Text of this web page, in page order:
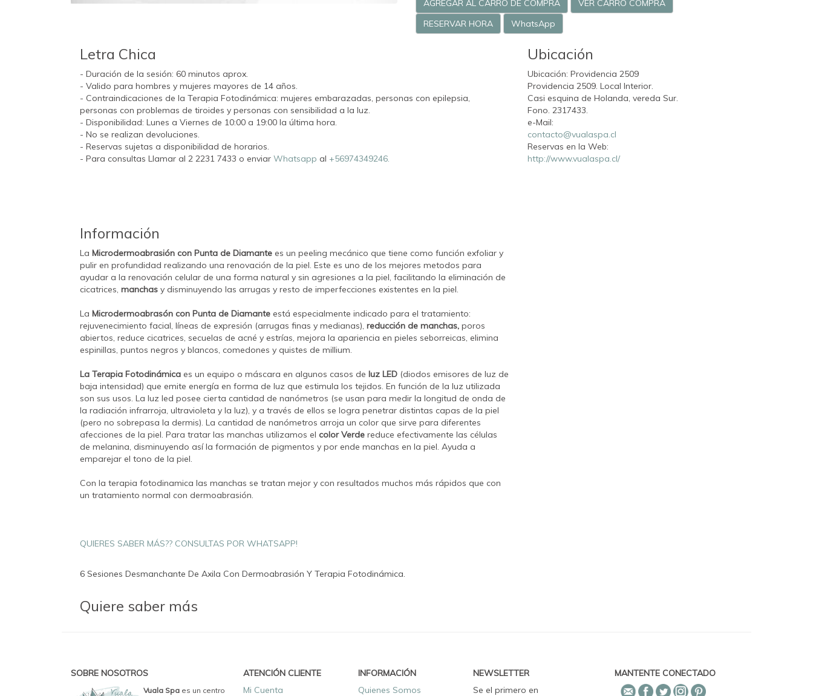
AGREGAR AL CARRO DE COMPRA
VER CARRO COMPRA
RESERVAR HORA
WhatsApp
Letra Chica
- Duración de la sesión: 60 minutos aprox.
- Valido para hombres y mujeres mayores de 14 años.
- Contraindicaciones de la Terapia Fotodinámica: mujeres embarazadas, personas con epilepsia,
personas con problemas de tiroides y personas con sensibilidad a la luz.
- Disponibilidad: Lunes a Viernes de 10:00 a 19:00 la última hora.
- No se realizan devoluciones.
- Reservas sujetas a disponibilidad de horarios.
- Para consultas Llamar al 2 2231 7433 o enviar Whatsapp al +56974349246.
Información
La Microdermoabrasión con Punta de Diamante es un peeling mecánico que tiene como función exfoliar y
pulir en profundidad realizando una renovación de la piel. Este es uno de los mejores metodos para
ayudar a la renovación celular de una forma natural y sin agresiones a la piel, facilitando la eliminación de
cicatrices, manchas y disminuyendo las arrugas y resto de imperfecciones existentes en la piel.
La Microdermoabrasón con Punta de Diamante está especialmente indicado para el tratamiento:
rejuvenecimiento facial, líneas de expresión (arrugas finas y medianas), reducción de manchas, poros
abiertos, reduce cicatrices, secuelas de acné y estrías, mejora la apariencia en pieles seborreicas, elimina
espinillas, puntos negros y blancos, comedones y quistes de millium.
La Terapia Fotodinámica es un equipo o máscara en algunos casos de luz LED (diodos emisores de luz de
baja intensidad) que emite energía en forma de luz que estimula los tejidos. En función de la luz utilizada
son sus usos. La luz led posee cierta cantidad de nanómetros (se usan para medir la longitud de onda de
la radiación infrarroja, ultravioleta y la luz), y a través de ellos se logra penetrar distintas capas de la piel
(pero no sobrepasa la dermis). La cantidad de nanómetros arroja un color que sirve para diferentes
afecciones de la piel. Para tratar las manchas utilizamos el color Verde reduce efectivamente las células
de melanina, disminuyendo así la formación de pigmentos y por ende manchas en la piel. Ayuda a
emparejar el tono de la piel.
Con la terapia fotodinamica las manchas se tratan mejor y con resultados muchos más rápidos que con
un tratamiento normal con dermoabrasión.
QUIERES SABER MÁS?? CONSULTAS POR WHATSAPP!
6 Sesiones Desmanchante De Axila Con Dermoabrasión Y Terapia Fotodinámica.
Quiere saber más
Ubicación
Ubicación: Providencia 2509
Providencia 2509. Local Interior.
Casi esquina de Holanda, vereda Sur.
Fono. 2317433.
e-Mail:
contacto@vualaspa.cl
Reservas en la Web:
http://www.vualaspa.cl/
SOBRE NOSOTROS
Vuala Spa es un centro
ATENCIÓN CLIENTE
Mi Cuenta
INFORMACIÓN
Quienes Somos
NEWSLETTER
Se el primero en
MANTENTE CONECTADO